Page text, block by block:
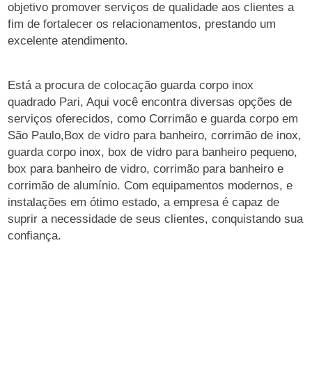
objetivo promover serviços de qualidade aos clientes a
fim de fortalecer os relacionamentos, prestando um
excelente atendimento.
Está a procura de colocação guarda corpo inox
quadrado Pari, Aqui você encontra diversas opções de
serviços oferecidos, como Corrimão e guarda corpo em
São Paulo,Box de vidro para banheiro, corrimão de inox,
guarda corpo inox, box de vidro para banheiro pequeno,
box para banheiro de vidro, corrimão para banheiro e
corrimão de alumínio. Com equipamentos modernos, e
instalações em ótimo estado, a empresa é capaz de
suprir a necessidade de seus clientes, conquistando sua
confiança.